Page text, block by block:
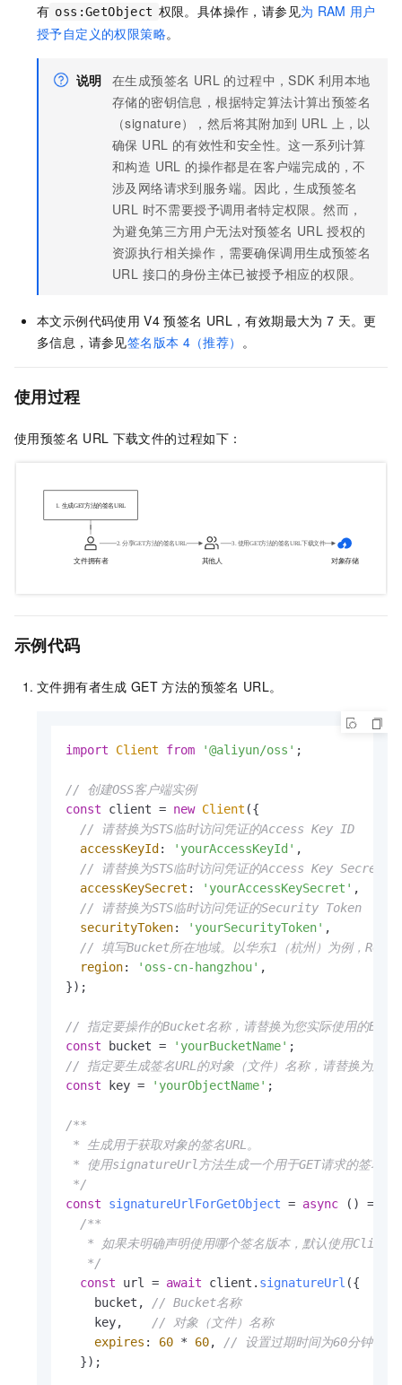
有 oss:GetObject 权限。具体操作，请参见为 RAM 用户
授予自定义的权限策略。
说明 在生成预签名 URL 的过程中，SDK 利用本地
存储的密钥信息，根据特定算法计算出预签名
（signature），然后将其附加到 URL 上，以
确保 URL 的有效性和安全性。这一系列计算
和构造 URL 的操作都是在客户端完成的，不
涉及网络请求到服务端。因此，生成预签名
URL 时不需要授予调用者特定权限。然而，
为避免第三方用户无法对预签名 URL 授权的
资源执行相关操作，需要确保调用生成预签名
URL 接口的身份主体已被授予相应的权限。
本文示例代码使用 V4 预签名 URL，有效期最大为 7 天。更
多信息，请参见签名版本 4（推荐） 。
使用过程
使用预签名 URL 下载文件的过程如下：
示例代码
文件拥有者生成 GET 方法的预签名 URL。
import Client from '@aliyun/oss' ;
// 创建OSS客户端实例
const client = new Client ({
// 请替换为STS临时访问凭证的Access Key ID
accessKeyId : 'yourAccessKeyId' ,
// 请替换为STS临时访问凭证的Access Key Secret
accessKeySecret : 'yourAccessKeySecret' ,
// 请替换为STS临时访问凭证的Security Token
securityToken: 'yourSecurityToken' ,
// 填写Bucket所在地域。以华东1（杭州）为例，
region: 'oss-cn-hangzhou' ,
});
// 指定要操作的Bucket名称，请替换为您实际使用的
const bucket = 'yourBucketName'
// 指定要生成签名URL的对象（文件）名称，请替换为您实
const key = 'yourObjectName' ;
/**
* 生成用于获取对象的签名URL。
* 使用signatureUrl方法生成一个用于GET请求的签
*/
const
signatureUrlForGetObject = async ( ) => {
/**
* 如果未明确声明使用哪个签名版本，默认使用
   */
const url = await client. signatureUrl ({
    bucket,
// Bucket名称
    key,
// 对象（文件）名称
expires : 60 * 60,
// 设置过期时间为60分钟（单
  });